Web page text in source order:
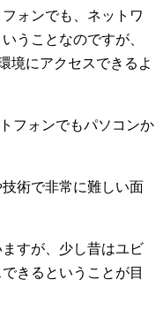
ォンでも、ネットワ
うことなのですが、
境にアクセスできるよ
フォンでもパソコンか
術で非常に難しい面
すが、少し昔はユビ
きるということが目